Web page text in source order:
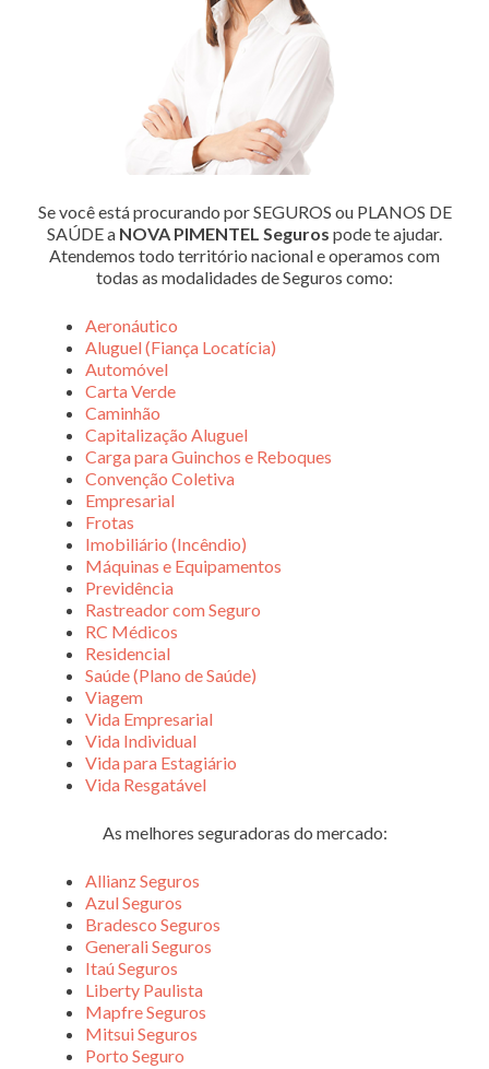
Se você está procurando por SEGUROS ou PLANOS DE
SAÚDE a NOVA PIMENTEL Seguros pode te ajudar.
Atendemos todo território nacional e operamos com
todas as modalidades de Seguros como:
Aeronáutico
Aluguel (Fiança Locatícia)
Automóvel
Carta Verde
Caminhão
Capitalização Aluguel
Carga para Guinchos e Reboques
Convenção Coletiva
Empresarial
Frotas
Imobiliário (Incêndio)
Máquinas e Equipamentos
Previdência
Rastreador com Seguro
RC Médicos
Residencial
Saúde (Plano de Saúde)
Viagem
Vida Empresarial
Vida Individual
Vida para Estagiário
Vida Resgatável
As melhores seguradoras do mercado:
Allianz Seguros
Azul Seguros
Bradesco Seguros
Generali Seguros
Itaú Seguros
Liberty Paulista
Mapfre Seguros
Mitsui Seguros
Porto Seguro